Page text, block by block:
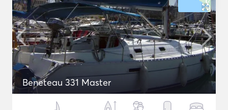
Beneteau 331 Master